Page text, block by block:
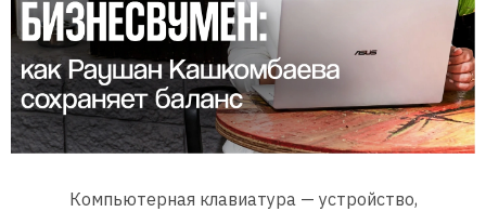
Компьютерная клавиатура — устройство,